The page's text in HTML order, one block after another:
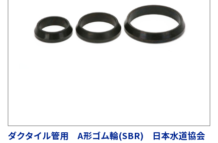
ダクタイル管用 A形ゴム輪(SBR) 日本水道協会